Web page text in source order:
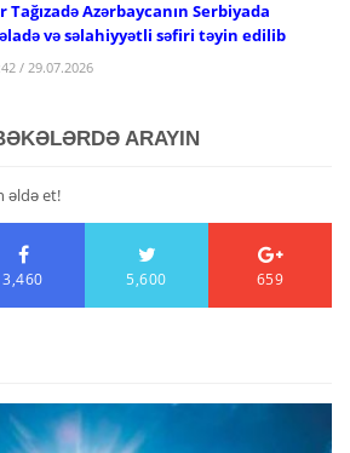
Tağızadə Azərbaycanın Serbiyada
və səlahiyyətli səfiri təyin edilib
/ 29.07.2026
ARAYIN
əldə et!
3,460 5,600 659